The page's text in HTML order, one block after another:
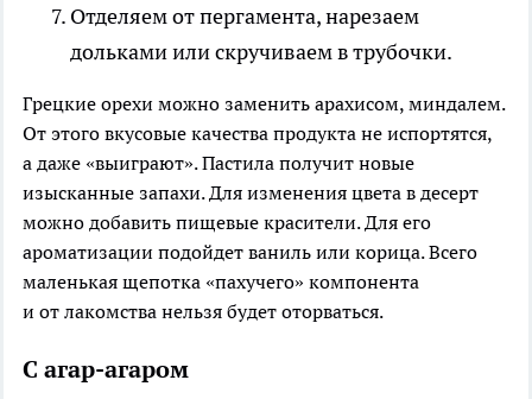
Отделяем от пергамента, нарезаем
дольками или скручиваем в трубочки.
Грецкие орехи можно заменить арахисом, миндалем.
От этого вкусовые качества продукта не испортятся,
а даже «выиграют». Пастила получит новые
изысканные запахи. Для изменения цвета в десерт
можно добавить пищевые красители. Для его
ароматизации подойдет ваниль или корица. Всего
маленькая щепотка «пахучего» компонента
и от лакомства нельзя будет оторваться.
С агар-агаром